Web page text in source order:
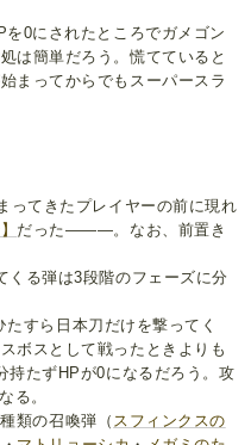
0にされたところでガメゴン
は簡単だろう。慌てていると
まってからでもスーパースラ
ってきたプレイヤーの前に現れ
だった―――。なお、前置き
くる弾は3段階のフェーズに分
すら日本刀だけを撃ってく
ボスとして戦ったときよりも
持たずHPが0になるだろう。攻
る。
類の召喚弾（ スフィンクスの